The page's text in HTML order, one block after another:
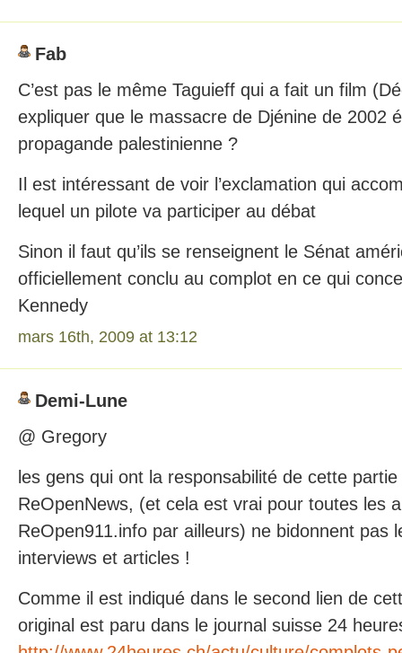
Fab
C’est pas le même Taguieff qui a fait un film
expliquer que le massacre de Djénine de 2002
propagande palestinienne ?
Il est intéressant de voir l’exclamation qui
lequel un pilote va participer au débat
Sinon il faut qu’ils se renseignent le Sénat
officiellement conclu au complot en ce qui
Kennedy
mars 16th, 2009 at 13:12
Demi-Lune
@ Gregory
les gens qui ont la responsabilité de cette
ReOpenNews, (et cela est vrai pour toutes les
ReOpen911.info par ailleurs) ne bidonnent pas
interviews et articles !
Comme il est indiqué dans le second lien de
original est paru dans le journal suisse 24